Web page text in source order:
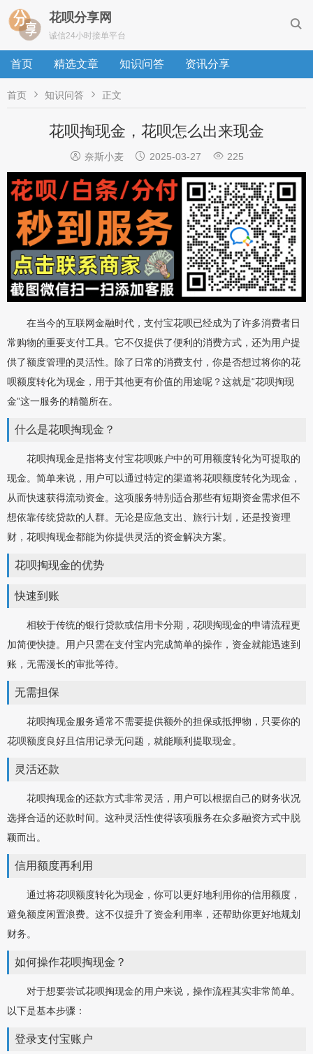

花呗分享网
诚信24小时接单平台
首页 精选文章 知识问答 资讯分享
首页  知识问答  正文
花呗掏现金，花呗怎么出来现金
 奈斯小麦  2025-03-27  225
在当今的互联网金融时代，支付宝花呗已经成为了许多消费者日
常购物的重要支付工具。它不仅提供了便利的消费方式，还为用户提
供了额度管理的灵活性。除了日常的消费支付，你是否想过将你的花
呗额度转化为现金，用于其他更有价值的用途呢？这就是“花呗掏现
金”这一服务的精髓所在。
什么是花呗掏现金？
花呗掏现金是指将支付宝花呗账户中的可用额度转化为可提取的
现金。简单来说，用户可以通过特定的渠道将花呗额度转化为现金，
从而快速获得流动资金。这项服务特别适合那些有短期资金需求但不
想依靠传统贷款的人群。无论是应急支出、旅行计划，还是投资理
财，花呗掏现金都能为你提供灵活的资金解决方案。
花呗掏现金的优势
快速到账
相较于传统的银行贷款或信用卡分期，花呗掏现金的申请流程更
加简便快捷。用户只需在支付宝内完成简单的操作，资金就能迅速到
账，无需漫长的审批等待。
无需担保
花呗掏现金服务通常不需要提供额外的担保或抵押物，只要你的
花呗额度良好且信用记录无问题，就能顺利提取现金。
灵活还款
花呗掏现金的还款方式非常灵活，用户可以根据自己的财务状况
选择合适的还款时间。这种灵活性使得该项服务在众多融资方式中脱
颖而出。
信用额度再利用
通过将花呗额度转化为现金，你可以更好地利用你的信用额度，
避免额度闲置浪费。这不仅提升了资金利用率，还帮助你更好地规划
财务。
如何操作花呗掏现金？
对于想要尝试花呗掏现金的用户来说，操作流程其实非常简单。
以下是基本步骤：
登录支付宝账户